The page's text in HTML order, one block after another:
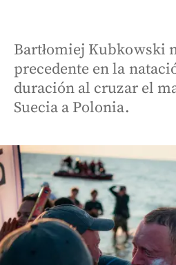
Bartłomiej Kubkowski
precedente en la
duración al cruzar el
Suecia a Polonia.